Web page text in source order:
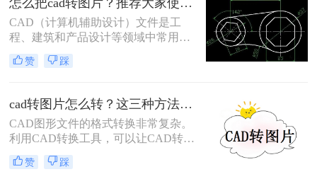
输和查看图纸内容。今天就给大家分
享两个CAD转图片的转换方法，转换
速度快、质量高！赶紧一起来学习
CAD（计算机辅助设计）文件是工
程、建筑和产品设计等领域中常用的
文件格式，但有时候我们可能需要将
CAD文件转换为图片格式，以便于分
上进行操作。那么怎么把CAD转图片
呢？本文将介绍几种将CAD文件转换
为图片的方法。
赞 踩
cad转图片怎么转？这三种方法快速转换！
CAD图形文件的格式转换非常复杂。
利用CAD转换工具，可以让CAD转换
成图画更容易。比如，把CAD转化为
图画，可以使办公更有效率。那么cad
赞 踩